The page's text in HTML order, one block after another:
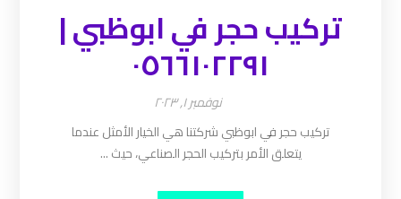
تركيب حجر في ابوظبي |
٠٥٦٦١٠٢٢٩١
نوفمبر ١, ٢٠٢٣
تركيب حجر في ابوظبي شركتنا هي الخيار الأمثل عندما
يتعلق الأمر بتركيب الحجر الصناعي، حيث ...